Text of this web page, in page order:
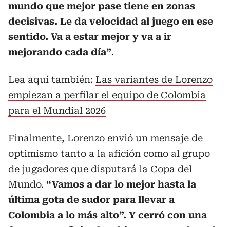
mundo que mejor pase tiene en zonas
decisivas. Le da velocidad al juego en ese
sentido. Va a estar mejor y va a ir
mejorando cada día”.
Lea aquí también: Las variantes de Lorenzo
empiezan a perfilar el equipo de Colombia
para el Mundial 2026
Finalmente, Lorenzo envió un mensaje de
optimismo tanto a la afición como al grupo
de jugadores que disputará la Copa del
Mundo. “Vamos a dar lo mejor hasta la
última gota de sudor para llevar a
Colombia a lo más alto”. Y cerró con una